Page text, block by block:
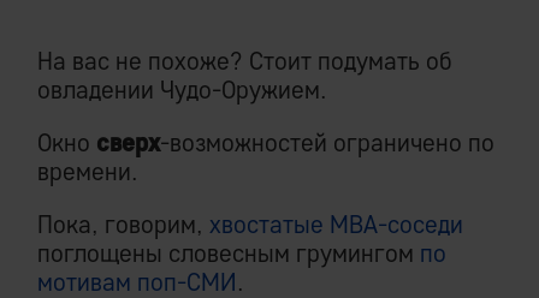
На вас не похоже? Стоит подумать об
овладении Чудо-Оружием.
Окно сверх-возможностей ограничено по
времени.
Пока, говорим, хвостатые MBA-соседи
поглощены словесным грумингом по
мотивам поп-СМИ.